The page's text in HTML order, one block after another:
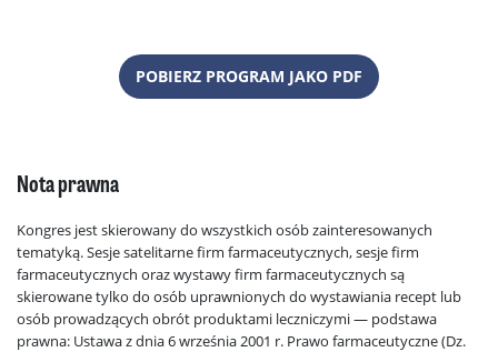
POBIERZ PROGRAM JAKO PDF
Nota prawna
Kongres jest skierowany do wszystkich osób zainteresowanych
tematyką. Sesje satelitarne firm farmaceutycznych, sesje firm
farmaceutycznych oraz wystawy firm farmaceutycznych są
skierowane tylko do osób uprawnionych do wystawiania recept lub
osób prowadzących obrót produktami leczniczymi — podstawa
prawna: Ustawa z dnia 6 września 2001 r. Prawo farmaceutyczne (Dz.